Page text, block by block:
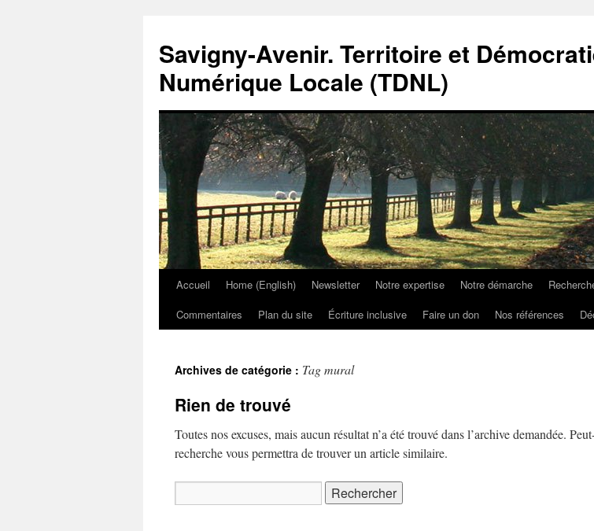
Savigny-Avenir. Territoire et
Numérique Locale (TDNL)
Aller
Accueil Home (English) Newsletter Notre expertise Notre démarche
Commentaires
Plan du site Écriture inclusive Faire un don Nos références
Archives de catégorie : Tag mural
Rien de trouvé
Toutes nos excuses, mais aucun résultat n’a été trouvé dans l’archive demandée.
recherche vous permettra de trouver un article similaire.